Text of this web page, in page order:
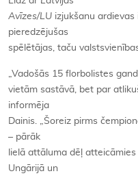
Avīzes/LU izjukšanu
pieredzējušas
spēlētājas, taču
„Vadošās 15 florbolistes
vietām sastāvā, bet par
informēja
Dainis. „Šoreiz pirms
– pārāk
lielā attāluma dēļ
Ungārijā un